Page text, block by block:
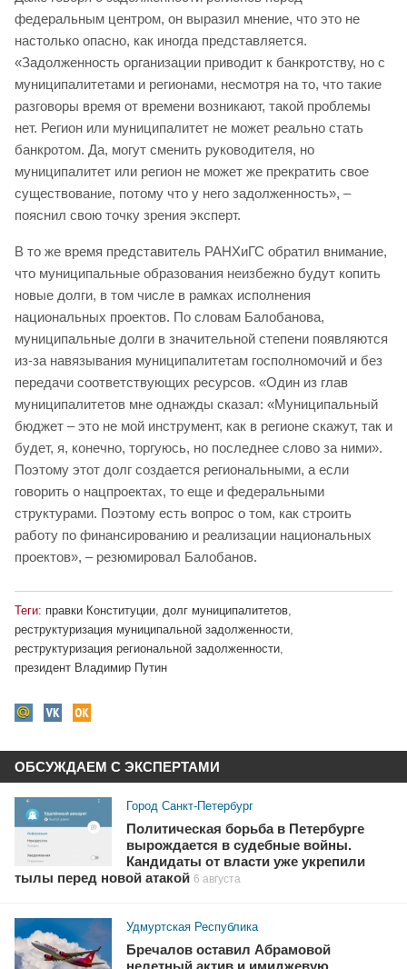
федеральным центром, он выразил мнение, что это не
настолько опасно, как иногда представляется.
«Задолженность организации приводит к банкротству, но с
муниципалитетами и регионами, несмотря на то, что такие
разговоры время от времени возникают, такой проблемы
нет. Регион или муниципалитет не может реально стать
банкротом. Да, могут сменить руководителя, но
муниципалитет или регион не может же прекратить свое
существование, потому что у него задолженность», –
пояснил свою точку зрения эксперт.
В то же время представитель РАНХиГС обратил внимание,
что муниципальные образования неизбежно будут копить
новые долги, в том числе в рамках исполнения
национальных проектов. По словам Балобанова,
муниципальные долги в значительной степени появляются
из-за навязывания муниципалитетам госполномочий и без
передачи соответствующих ресурсов. «Один из глав
муниципалитетов мне однажды сказал: «Муниципальный
бюджет – это не мой инструмент, как в регионе скажут, так и
будет, я, конечно, торгуюсь, но последнее слово за ними».
Поэтому этот долг создается региональными, а если
говорить о нацпроектах, то еще и федеральными
структурами. Поэтому есть вопрос о том, как строить
работу по финансированию и реализации национальных
проектов», – резюмировал Балобанов.
Теги: правки Конституции долг муниципалитетов
реструктуризация муниципальной задолженности,
реструктуризация региональной задолженности,
президент Владимир Путин
ОБСУЖДАЕМ С ЭКСПЕРТАМИ
Город Санкт-Петербург
Политическая борьба в Петербурге
вырождается в судебные войны.
Кандидаты от власти уже укрепили
тылы перед новой атакой 6 августа
Удмуртская Республика
Бречалов оставил Абрамовой